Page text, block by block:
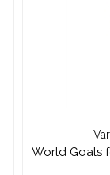
World Goals